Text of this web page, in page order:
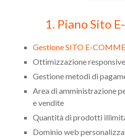
1. Piano Sito
Gestione SITO E-
Ottimizzazione
Gestione metodi di
Area di amministrazione
e vendite
Quantità di prodotti
Dominio web